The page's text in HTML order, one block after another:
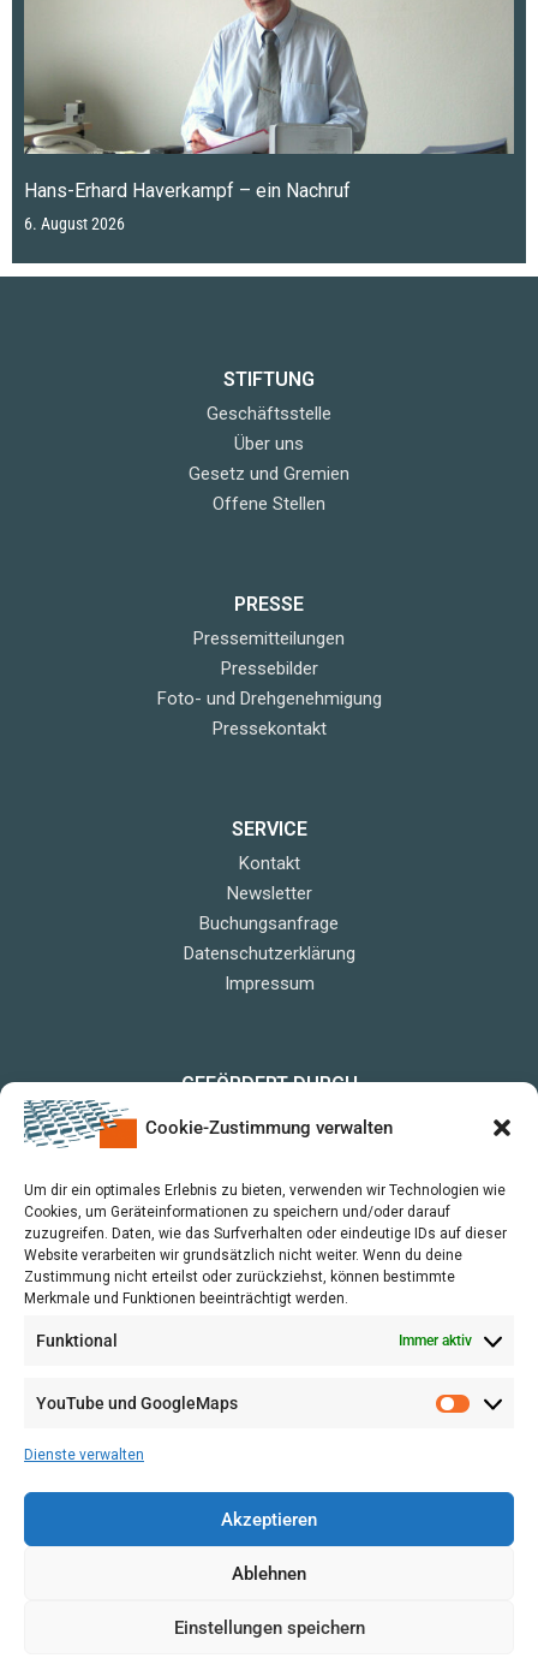
Cookie-Zustimmung verwalten
Um dir ein optimales Erlebnis zu bieten, verwenden wir Technologien wie
Cookies, um Geräteinformationen zu speichern und/oder darauf
zuzugreifen. Daten, wie das Surfverhalten oder eindeutige IDs auf dieser
Website verarbeiten wir grundsätzlich nicht weiter. Wenn du deine
Zustimmung nicht erteilst oder zurückziehst, können bestimmte
Merkmale und Funktionen beeinträchtigt werden.
Funktional Immer aktiv
YouTube und GoogleMaps
Dienste verwalten
Akzeptieren
Ablehnen
Einstellungen speichern
Hans-Erhard Haverkampf – ein Nachruf
6. August 2026
STIFTUNG
Geschäftsstelle
Über uns
Gesetz und Gremien
Offene Stellen
PRESSE
Pressemitteilungen
Pressebilder
Foto- und Drehgenehmigung
Pressekontakt
SERVICE
Kontakt
Newsletter
Buchungsanfrage
Datenschutzerklärung
Impressum
GEFÖRDERT DURCH
aufgrund eines Beschlusses des Deutschen
Bundestages